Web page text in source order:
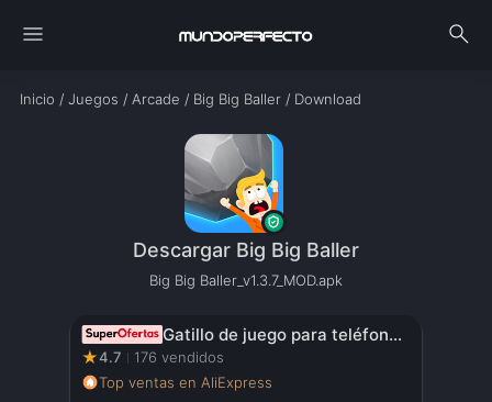
menu search
Inicio / Juegos / Arcade / Big Big Baller/ Download
Descargar Big Big Baller
Big Big Baller_v1.3.7_MOD.apk
Gatillo de juego para teléfono móvil JS65 para PUBG, mando de disparo, Joystick de 6 dedos para comer pollo, artefacto auxiliar L1R1, botón de llave
★4.7
176 vendidos
Top ventas en AliExpress